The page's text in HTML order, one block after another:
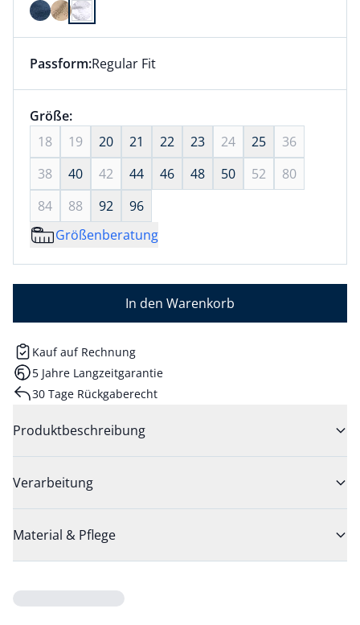
Farbe Weiß ausgewählt
Dieser Artikel hat die Passform Regular Fit. für
Passform:Regular Fit
Größenauswahl:
Größe:nichts ausgewählt
18
19 20 21 22 23 24 25
36
38
40 42 44 46 48 50 52
80
84
88 92
96
Größenberatung
In den Warenkorb
Kauf auf Rechnung
5 Jahre Langzeitgarantie
30 Tage Rückgaberecht
Produktbeschreibung
Verarbeitung
Material & Pflege